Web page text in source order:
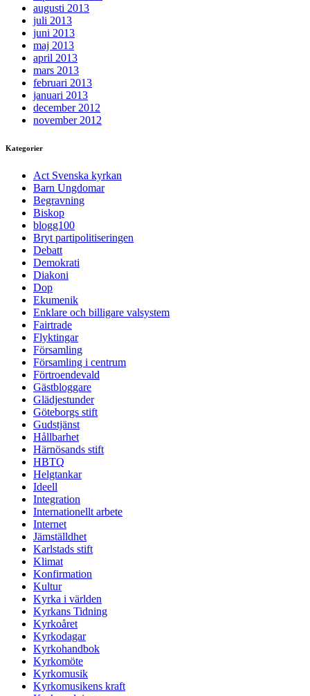
augusti 2013
juli 2013
juni 2013
maj 2013
april 2013
mars 2013
februari 2013
januari 2013
december 2012
november 2012
Kategorier
Act Svenska kyrkan
Barn Ungdomar
Begravning
Biskop
blogg100
Bryt partipolitiseringen
Debatt
Demokrati
Diakoni
Dop
Ekumenik
Enklare och billigare valsystem
Fairtrade
Flyktingar
Församling
Församling i centrum
Förtroendevald
Gästbloggare
Glädjestunder
Göteborgs stift
Gudstjänst
Hållbarhet
Härnösands stift
HBTQ
Helgtankar
Ideell
Integration
Internationellt arbete
Internet
Jämställdhet
Karlstads stift
Klimat
Konfirmation
Kultur
Kyrka i världen
Kyrkans Tidning
Kyrkoåret
Kyrkodagar
Kyrkohandbok
Kyrkomöte
Kyrkomusik
Kyrkomusikens kraft